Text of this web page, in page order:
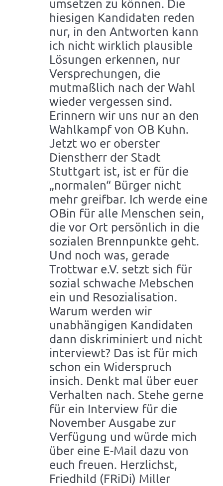
umsetzen zu können. Die
hiesigen Kandidaten reden
nur, in den Antworten kann
ich nicht wirklich plausible
Lösungen erkennen, nur
Versprechungen, die
mutmaßlich nach der Wahl
wieder vergessen sind.
Erinnern wir uns nur an den
Wahlkampf von OB Kuhn.
Jetzt wo er oberster
Dienstherr der Stadt
Stuttgart ist, ist er für die
„normalen“ Bürger nicht
mehr greifbar. Ich werde eine
OBin für alle Menschen sein,
die vor Ort persönlich in die
sozialen Brennpunkte geht.
Und noch was, gerade
Trottwar e.V. setzt sich für
sozial schwache Mebschen
ein und Resozialisation.
Warum werden wir
unabhängigen Kandidaten
dann diskriminiert und nicht
interviewt? Das ist für mich
schon ein Widerspruch
insich. Denkt mal über euer
Verhalten nach. Stehe gerne
für ein Interview für die
November Ausgabe zur
Verfügung und würde mich
über eine E-Mail dazu von
euch freuen. Herzlichst,
Friedhild (FRiDi) Miller